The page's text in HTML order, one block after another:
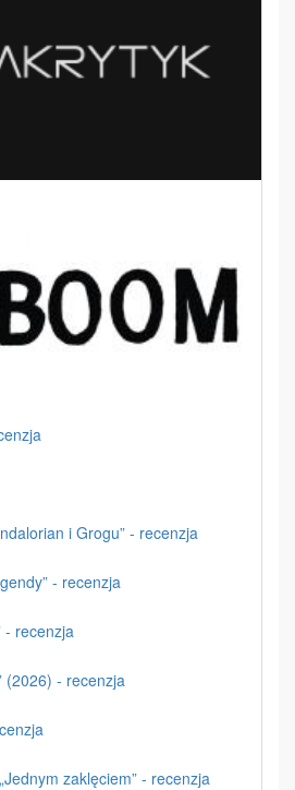
i Grogu” - recenzja
- recenzja
- recenzja
(2026) - recenzja
zaklęciem” - recenzja